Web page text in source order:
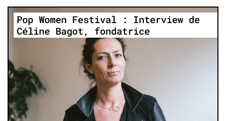
Nos Profondeurs est un projet de podcast grâce
auquel je souhaite partager les explorations,
les rencontres, les découvertes.
Pop Women Festival : Interview de
Céline Bagot, fondatrice